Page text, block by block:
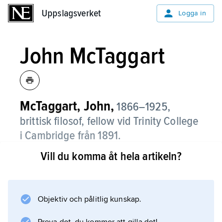
Uppslagsverket Logga in
John McTaggart
McTaggart, John, 1866–1925,
brittisk filosof, fellow vid Trinity College
i Cambridge från 1891.
M. mottog djupa intryck från Hegels filosofi,
A Commentary on Hegel’s Logic
Vill du komma åt hela artikeln?
Objektiv och pålitlig kunskap.